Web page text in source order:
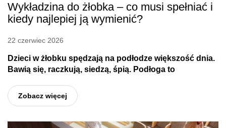
Wykładzina do żłobka – co musi spełniać i
kiedy najlepiej ją wymienić?
22 czerwiec 2026
Dzieci w żłobku spędzają na podłodze większość dnia.
Bawią się, raczkują, siedzą, śpią. Podłoga to
Zobacz więcej